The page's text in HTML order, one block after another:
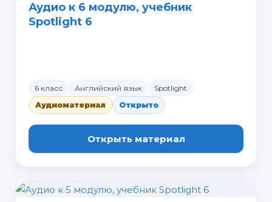
Аудио к 6 модулю, учебник
Spotlight 6
6 класс Английский язык
Spotlight
Аудиоматериал
Открыто
Открыть материал